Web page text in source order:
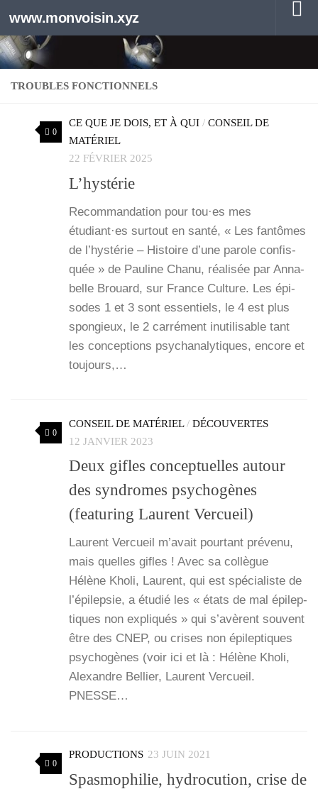
Au dessous du contenu
www.monvoisin.xyz
TROUBLES FONCTIONNELS
0
CE QUE JE DOIS, ET À QUI / CONSEIL DE
MATÉRIEL
22 FÉVRIER 2025
L’hystérie
Recom­man­da­tion pour tou·es mes
étudiant·es sur­tout en san­té, « Les fan­tômes
de l’hystérie – His­toire d’une parole confis­
quée » de Pau­line Cha­nu, réa­li­sée par Anna­
belle Brouard, sur France Culture. Les épi­
sodes 1 et 3 sont essen­tiels, le 4 est plus
spon­gieux, le 2 car­ré­ment inuti­li­sable tant
les concep­tions psy­cha­na­ly­tiques, encore et
tou­jours,…
0
CONSEIL DE MATÉRIEL/ DÉCOUVERTES
12 JANVIER 2023
Deux gifles conceptuelles autour
des syndromes psychogènes
(featuring Laurent Vercueil)
Laurent Ver­cueil m’a­vait pour­tant pré­ve­nu,
mais quelles gifles ! Avec sa col­lègue
Hélène Kho­li, Laurent, qui est spé­cia­liste de
l’é­pi­lep­sie, a étu­dié les « états de mal épi­lep­
tiques non expli­qués » qui s’a­vèrent sou­vent
être des CNEP, ou crises non épi­lep­tiques
psy­cho­gènes (voir ici et là : Hélène Kho­li,
Alexandre Bel­lier, Laurent Ver­cueil.
PNESSE…
0
PRODUCTIONS 23 JUIN 2021
Spasmophilie, hydrocution, crise de